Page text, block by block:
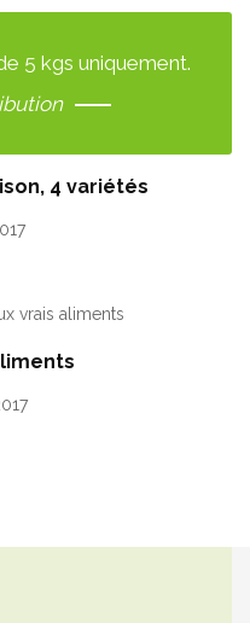
5 kgs uniquement.
4 variétés